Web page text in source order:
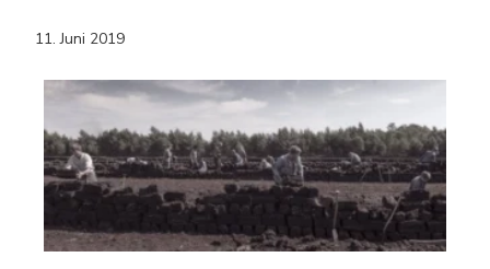
11. Juni 2019